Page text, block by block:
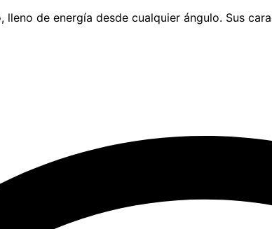
lleno de energía desde cualquier ángulo. Sus